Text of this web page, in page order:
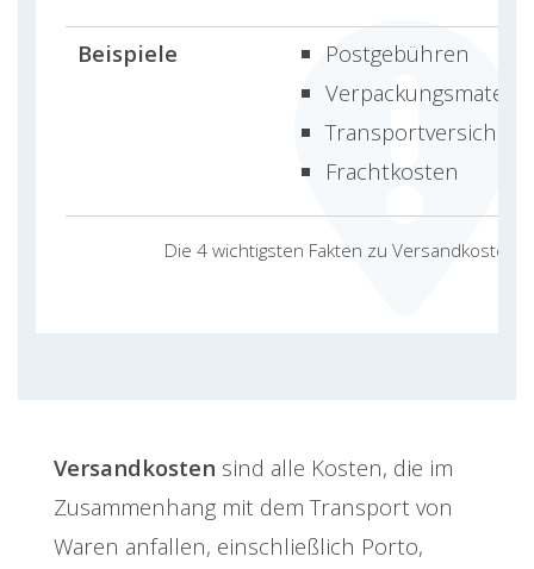
Die 4 wichtigsten Fakten zu Versandkosten
Beispiele
Postgebühren
Frachtkosten
Versandkosten sind alle Kosten, die im
Zusammenhang mit dem Transport von
Waren anfallen, einschließlich Porto,